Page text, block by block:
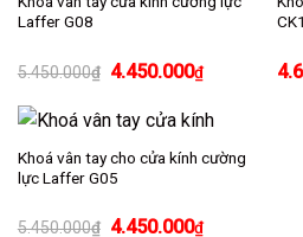
Laffer G08
5.450.000₫ Giá
5.450.000₫.
4.450.000₫Giá
hiện
là:
Khoá vân tay cho cửa kính cường
lực Laffer G05
5.450.000₫ Giá
4.450.000₫Giá